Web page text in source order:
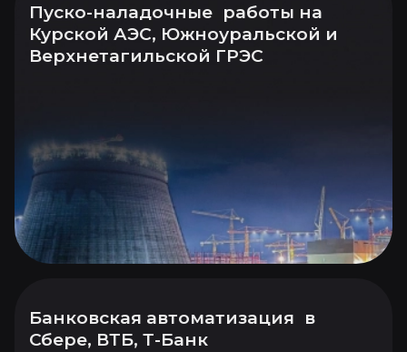
Пуско-наладочные работы на
Курской АЭС, Южноуральской и
Верхнетагильской ГРЭС
Банковская автоматизация в
Сбере, ВТБ, Т-Банк